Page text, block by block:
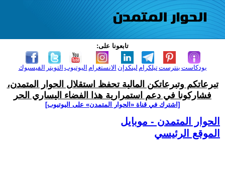
تابعونا على:
الفيسبوك التويتر اليوتيوب الانستغرام لينكدإن تيلكرامبنترست بودكاست
تبرعاتكم وتبرعاتكن المالية تحفظ استقلال الحوار المتمدن،
فشاركونا في دعم استمرارية هذا الفضاء اليساري الحر
[اشترك في قناة ‫«الحوار المتمدن» على اليوتيوب]
الحوار المتمدن - موبايل
الموقع الرئيسي